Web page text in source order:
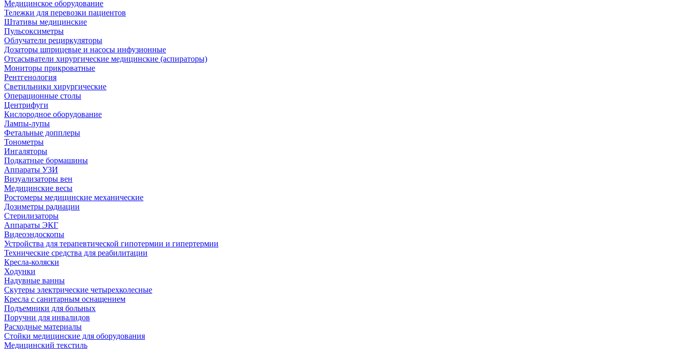
Медицинское оборудование
Тележки для перевозки пациентов
Штативы медицинские
Пульсоксиметры
Облучатели рециркуляторы
Дозаторы шприцевые и насосы инфузионные
Отсасыватели хирургические медицинские (аспираторы)
Мониторы прикроватные
Рентгенология
Светильники хирургические
Операционные столы
Центрифуги
Кислородное оборудование
Лампы-лупы
Фетальные допплеры
Тонометры
Ингаляторы
Подкатные бормашины
Аппараты УЗИ
Визуализаторы вен
Медицинские весы
Ростомеры медицинские механические
Дозиметры радиации
Стерилизаторы
Аппараты ЭКГ
Видеоэндоскопы
Устройства для терапевтической гипотермии и гипертермии
Технические средства для реабилитации
Кресла-коляски
Ходунки
Надувные ванны
Скутеры электрические четырехколесные
Кресла с санитарным оснащением
Подъемники для больных
Поручни для инвалидов
Расходные материалы
Стойки медицинские для оборудования
Медицинский текстиль